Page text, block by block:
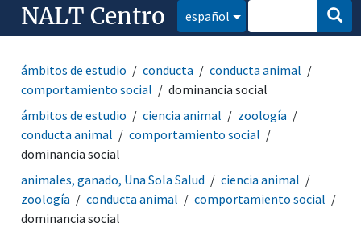
NALT Centro español
ámbitos de estudio conducta
conducta animal
comportamiento social
dominancia social
ámbitos de estudio
ciencia animal
zoología
conducta animal
comportamiento social
dominancia social
animales, ganado, Una Sola Salud
ciencia animal
zoología
conducta animal
comportamiento social
dominancia social